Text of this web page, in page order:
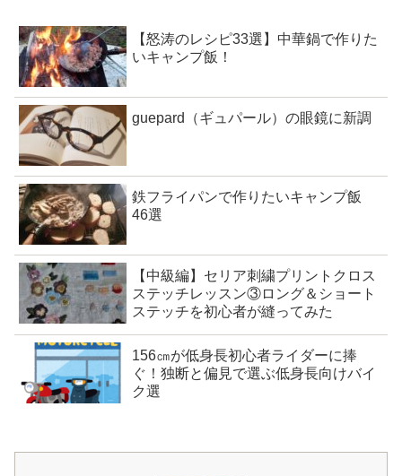
【怒涛のレシピ33選】中華鍋で作りた
いキャンプ飯！
guepard（ギュパール）の眼鏡に新調
鉄フライパンで作りたいキャンプ飯
46選
【中級編】セリア刺繍プリントクロス
ステッチレッスン③ロング＆ショート
ステッチを初心者が縫ってみた
156㎝が低身長初心者ライダーに捧
ぐ！独断と偏見で選ぶ低身長向けバイ
ク選